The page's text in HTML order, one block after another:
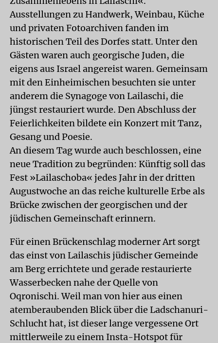
Ausstellungen zu Handwerk, Weinbau, Küche
und privaten Fotoarchiven fanden im
historischen Teil des Dorfes statt. Unter den
Gästen waren auch georgische Juden, die
eigens aus Israel angereist waren. Gemeinsam
mit den Einheimischen besuchten sie unter
anderem die Synagoge von Lailaschi, die
jüngst restauriert wurde. Den Abschluss der
Feierlichkeiten bildete ein Konzert mit Tanz,
Gesang und Poesie.
An diesem Tag wurde auch beschlossen, eine
neue Tradition zu begründen: Künftig soll das
Fest »Lailaschoba« jedes Jahr in der dritten
Augustwoche an das reiche kulturelle Erbe als
Brücke zwischen der georgischen und der
jüdischen Gemeinschaft erinnern.
Für einen Brückenschlag moderner Art sorgt
das einst von Lailaschis jüdischer Gemeinde
am Berg errichtete und gerade restaurierte
Wasserbecken nahe der Quelle von
Oqronischi. Weil man von hier aus einen
atemberaubenden Blick über die Ladschanuri-
Schlucht hat, ist dieser lange vergessene Ort
mittlerweile zu einem Insta-Hotspot für